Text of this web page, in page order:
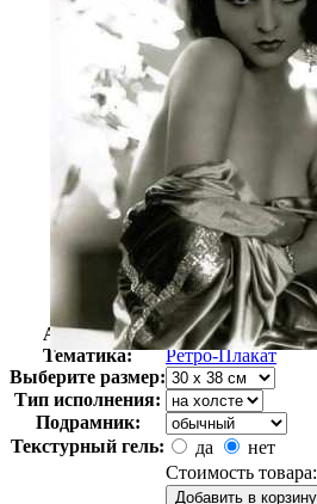
Автор:
Неизвестно
Арт-стиль
Ретро-Плакат
Тематика:
Ретро-Плакат
Выберите размер:
Тип исполнения:
Подрамник:
Текстурный гель:
да
нет
Стоимость товара: